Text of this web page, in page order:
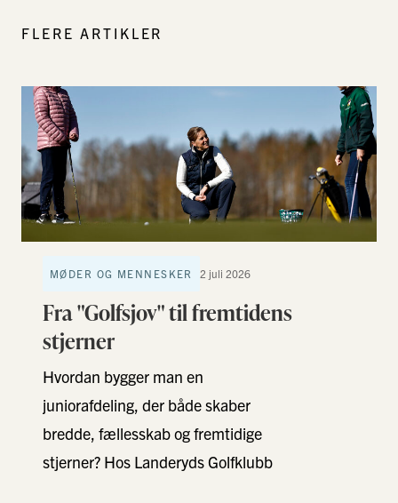
FLERE ARTIKLER
MØDER OG MENNESKER 2 juli 2026
Fra "Golfsjov" til fremtidens
stjerner
Hvordan bygger man en
juniorafdeling, der både skaber
bredde, fællesskab og fremtidige
stjerner? Hos Landeryds Golfklubb